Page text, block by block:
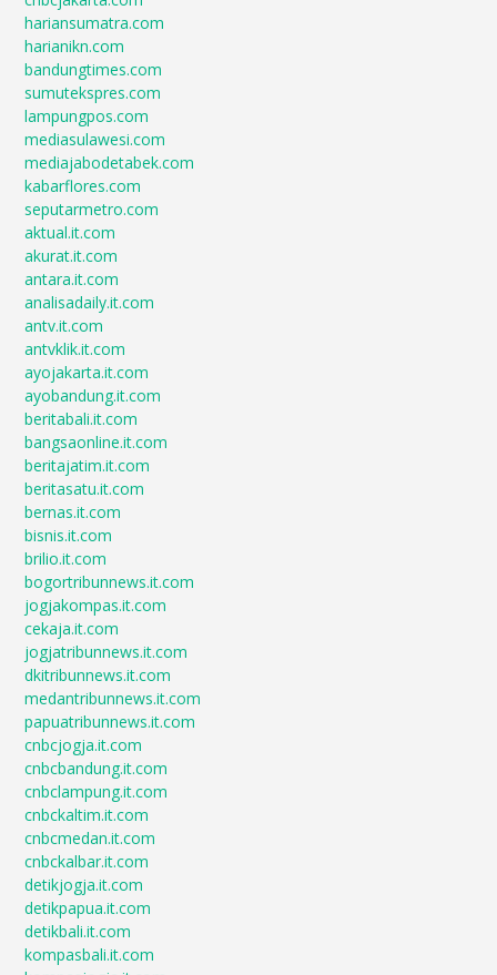
hariansumatra.com
harianikn.com
bandungtimes.com
sumutekspres.com
lampungpos.com
mediasulawesi.com
mediajabodetabek.com
kabarflores.com
seputarmetro.com
aktual.it.com
akurat.it.com
antara.it.com
analisadaily.it.com
antv.it.com
antvklik.it.com
ayojakarta.it.com
ayobandung.it.com
beritabali.it.com
bangsaonline.it.com
beritajatim.it.com
beritasatu.it.com
bernas.it.com
bisnis.it.com
brilio.it.com
bogortribunnews.it.com
jogjakompas.it.com
cekaja.it.com
jogjatribunnews.it.com
dkitribunnews.it.com
medantribunnews.it.com
papuatribunnews.it.com
cnbcjogja.it.com
cnbcbandung.it.com
cnbclampung.it.com
cnbckaltim.it.com
cnbcmedan.it.com
cnbckalbar.it.com
detikjogja.it.com
detikpapua.it.com
detikbali.it.com
kompasbali.it.com